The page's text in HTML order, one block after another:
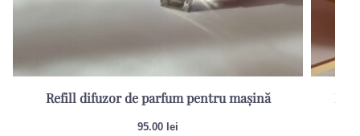
Refill difuzor de parfum pentru mașină
95.00 lei